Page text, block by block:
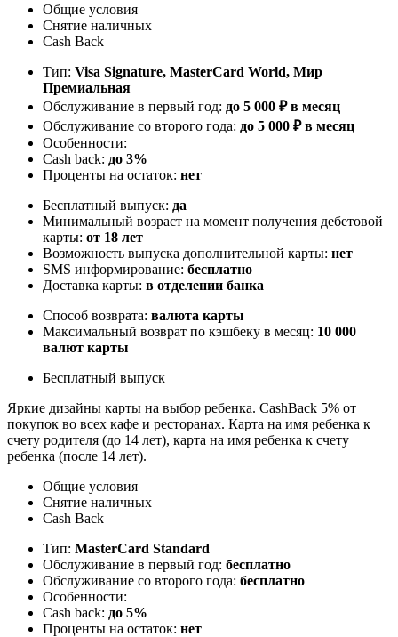
Общие условия
Снятие наличных
Cash Back
Тип: Visa Signature, MasterСard World, Мир
Премиальная
Обслуживание в первый год: до 5 000 ₽ в месяц
Обслуживание со второго года: до 5 000 ₽ в месяц
Особенности:
Cash back: до 3%
Проценты на остаток: нет
Бесплатный выпуск: да
Минимальный возраст на момент получения дебетовой
карты: от 18 лет
Возможность выпуска дополнительной карты: нет
SMS информирование: бесплатно
Доставка карты: в отделении банка
Способ возврата: валюта карты
Максимальный возврат по кэшбеку в месяц: 10 000
валют карты
Бесплатный выпуск
Яркие дизайны карты на выбор ребенка. CashBack 5% от
покупок во всех кафе и ресторанах. Карта на имя ребенка к
счету родителя (до 14 лет), карта на имя ребенка к счету
ребенка (после 14 лет).
Общие условия
Снятие наличных
Cash Back
Тип: MasterСard Standard
Обслуживание в первый год: бесплатно
Обслуживание со второго года: бесплатно
Особенности:
Cash back: до 5%
Проценты на остаток: нет